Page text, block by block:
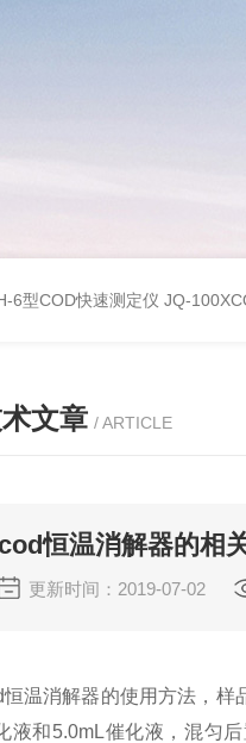
6型COD快速测定仪 JQ-
文章 / ARTICLE
cod恒温消解器的相
更新时间：2019-07-02
恒温消解器的使用方法，样
液和5.0mL催化液，混匀